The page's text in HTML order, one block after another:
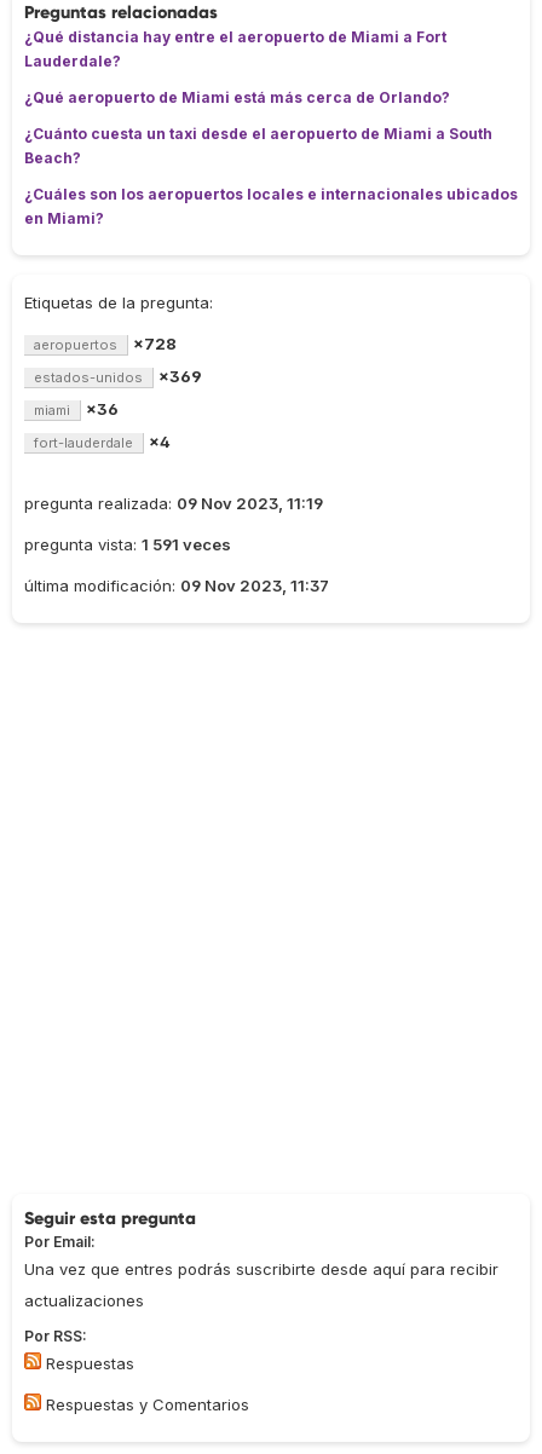
Preguntas relacionadas
¿Qué distancia hay entre el aeropuerto de Miami a Fort
Lauderdale?
¿Qué aeropuerto de Miami está más cerca de Orlando?
¿Cuánto cuesta un taxi desde el aeropuerto de Miami a South
Beach?
¿Cuáles son los aeropuertos locales e internacionales ubicados
en Miami?
Etiquetas de la pregunta:
aeropuertos ×728
estados-unidos ×369
miami ×36
fort-lauderdale ×4
pregunta realizada: 09 Nov 2023, 11:19
pregunta vista: 1 591 veces
última modificación: 09 Nov 2023, 11:37
Seguir esta pregunta
Por Email:
Una vez que entres podrás suscribirte desde aquí para recibir
actualizaciones
Por RSS:
Respuestas
Respuestas y Comentarios